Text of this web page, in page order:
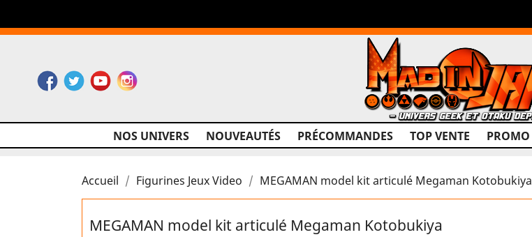
Facebook
TwitterYouTubeInstagram
NOS UNIVERS NOUVEAUTÉS PRÉCOMMANDES TOP VENTE PROMO
Accueil Figurines Jeux Video MEGAMAN model kit articulé Megaman Kotobukiya
MEGAMAN model kit articulé Megaman Kotobukiya